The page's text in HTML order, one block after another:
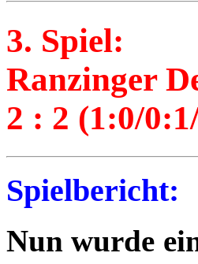
3. Spiel:
Ranzinger
2 : 2 (1:0/
Spielbericht:
Nun wurde